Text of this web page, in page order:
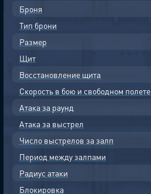
Броня
Тип брони
Размер
Щит
Восстановление щита
Скорость в бою и свободном полете
Атака за раунд
Атака за выстрел
Число выстрелов за залп
Период между залпами
Радиус атаки
Блокировка